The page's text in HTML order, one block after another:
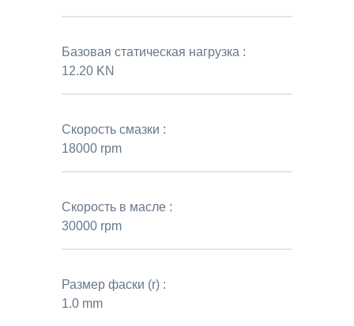
Базовая статическая нагрузка :
12.20 KN
Скорость смазки :
18000 rpm
Скорость в масле :
30000 rpm
Размер фаски (r) :
1.0 mm